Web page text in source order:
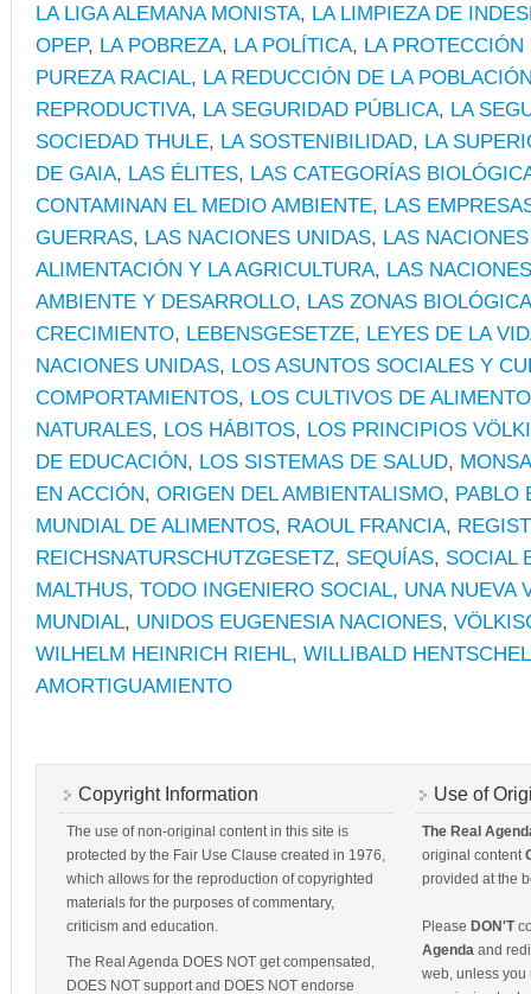
LA LIGA ALEMANA MONISTA, LA LIMPIEZA DE
OPEP, LA POBREZA, LA POLÍTICA, LA
PUREZA RACIAL, LA REDUCCIÓN DE LA
REPRODUCTIVA, LA SEGURIDAD PÚBLICA, LA
SOCIEDAD THULE, LA SOSTENIBILIDAD, LA
DE GAIA, LAS ÉLITES, LAS CATEGORÍAS
CONTAMINAN EL MEDIO AMBIENTE, LAS
GUERRAS, LAS NACIONES UNIDAS, LAS
ALIMENTACIÓN Y LA AGRICULTURA, LAS
AMBIENTE Y DESARROLLO, LAS ZONAS
CRECIMIENTO, LEBENSGESETZE, LEYES DE LA
NACIONES UNIDAS, LOS ASUNTOS SOCIALES Y
COMPORTAMIENTOS, LOS CULTIVOS DE
NATURALES, LOS HÁBITOS, LOS PRINCIPIOS
DE EDUCACIÓN, LOS SISTEMAS DE SALUD,
EN ACCIÓN, ORIGEN DEL AMBIENTALISMO, PABLO
MUNDIAL DE ALIMENTOS, RAOUL FRANCIA,
REICHSNATURSCHUTZGESETZ, SEQUÍAS, SOCIAL
MALTHUS, TODO INGENIERO SOCIAL, UNA NUEVA
MUNDIAL, UNIDOS EUGENESIA NACIONES,
WILHELM HEINRICH RIEHL, WILLIBALD HENTSCHEL
AMORTIGUAMIENTO
Copyright Information
The use of non-original content in this site is
protected by the Fair Use Clause created in 1976,
which allows for the reproduction of copyrighted
materials for the purposes of commentary,
criticism and education.
The Real Agenda DOES NOT get compensated,
DOES NOT support and DOES NOT endorse
Use of
The Real
original content
provided at the
Please DON'T
Agenda and
web, unless you